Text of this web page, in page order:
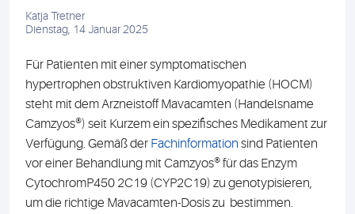
Katja Tretner
Dienstag, 14 Januar 2025
Für Patienten mit einer symptomatischen
hypertrophen obstruktiven Kardiomyopathie (HOCM)
steht mit dem Arzneistoff Mavacamten (Handelsname
Camzyos®) seit Kurzem ein spezifisches Medikament zur
Verfügung. Gemäß der Fachinformation sind Patienten
vor einer Behandlung mit Camzyos® für das Enzym
CytochromP450 2C19 (CYP2C19) zu genotypisieren,
um die richtige Mavacamten-Dosis zu bestimmen.